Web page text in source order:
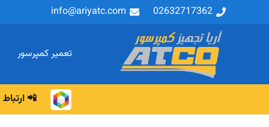
02632717362
info@ariyatc.com
تعمیر کمپرسور
📲 ارتباط